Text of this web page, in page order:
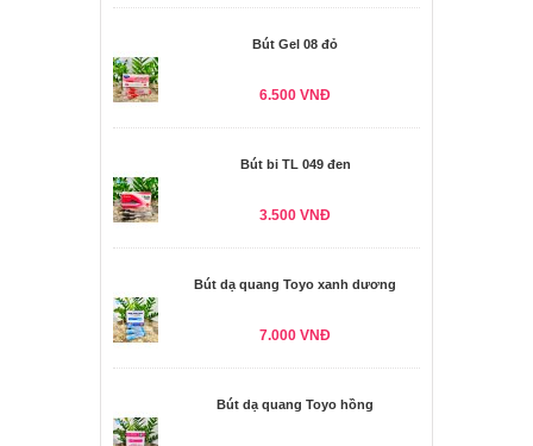
Bút Gel 08 đỏ
6.500 VNĐ
Bút bi TL 049 đen
3.500 VNĐ
Bút dạ quang Toyo xanh dương
7.000 VNĐ
Bút dạ quang Toyo hồng